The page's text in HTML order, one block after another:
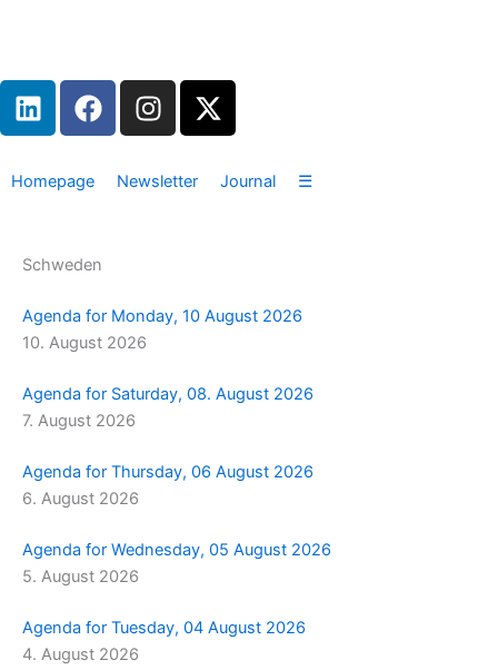
L
i
k
i
F
a
e
o
I
n
t
m
X
-
w
r
Homepage Newsletter Journal ☰
Schweden
Agenda for Monday, 10 August 2026
10. August 2026
Agenda for Saturday, 08. August 2026
7. August 2026
Agenda for Thursday, 06 August 2026
6. August 2026
Agenda for Wednesday, 05 August 2026
5. August 2026
Agenda for Tuesday, 04 August 2026
4. August 2026